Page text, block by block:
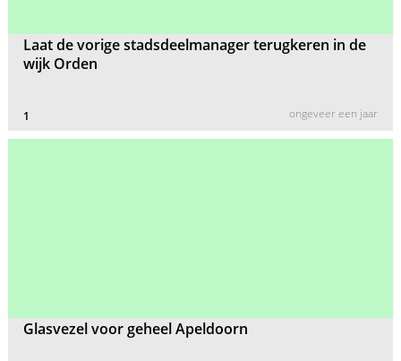
Laat de vorige stadsdeelmanager terugkeren in de
wijk Orden
1 ongeveer een jaar
Glasvezel voor geheel Apeldoorn